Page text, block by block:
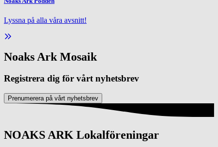
Lyssna på alla våra avsnitt!
Noaks Ark Mosaik
Registrera dig för vårt nyhetsbrev
Prenumerera på vårt nyhetsbrev
NOAKS ARK Lokalföreningar